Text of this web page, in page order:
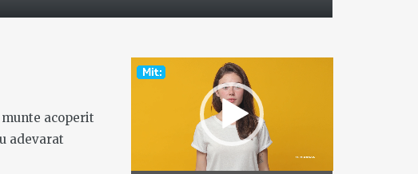
acoperit
adevarat
Video